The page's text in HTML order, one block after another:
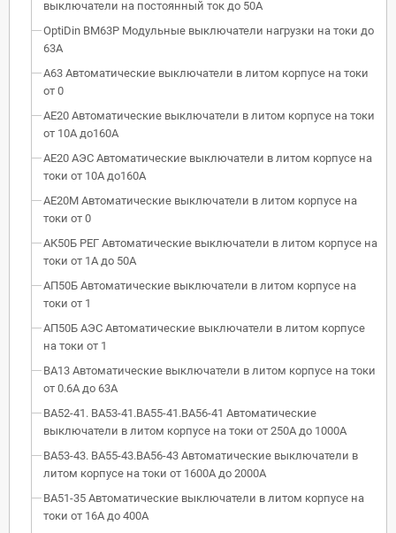
выключатели на постоянный ток до 50А
OptiDin BM63P Модульные выключатели нагрузки на токи до
63А
А63 Автоматические выключатели в литом корпусе на токи
от 0
АЕ20 Автоматические выключатели в литом корпусе на токи
от 10А до160А
АЕ20 АЭС Автоматические выключатели в литом корпусе на
токи от 10А до160А
АЕ20М Автоматические выключатели в литом корпусе на
токи от 0
АК50Б РЕГ Автоматические выключатели в литом корпусе на
токи от 1А до 50А
АП50Б Автоматические выключатели в литом корпусе на
токи от 1
АП50Б АЭС Автоматические выключатели в литом корпусе
на токи от 1
ВА13 Автоматические выключатели в литом корпусе на токи
от 0.6А до 63А
ВА52-41. ВА53-41.ВА55-41.ВА56-41 Автоматические
выключатели в литом корпусе на токи от 250А до 1000А
ВА53-43. ВА55-43.ВА56-43 Автоматические выключатели в
литом корпусе на токи от 1600А до 2000А
ВА51-35 Автоматические выключатели в литом корпусе на
токи от 16А до 400А